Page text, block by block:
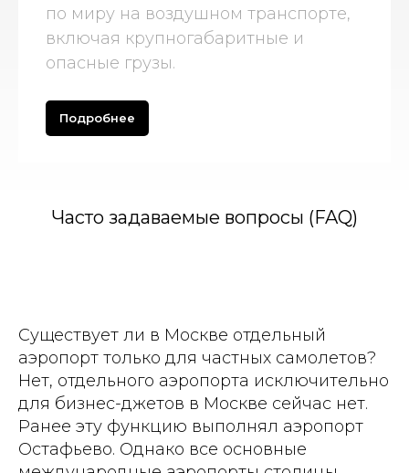
по миру на воздушном транспорте,
включая крупногабаритные и
опасные грузы.
Подробнее
Часто задаваемые вопросы (FAQ)
Существует ли в Москве отдельный
аэропорт только для частных самолетов?
Нет, отдельного аэропорта исключительно
для бизнес-джетов в Москве сейчас нет.
Ранее эту функцию выполнял аэропорт
Остафьево. Однако все основные